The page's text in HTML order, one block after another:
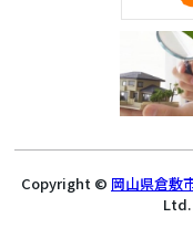
Copyright © 岡山県倉敷